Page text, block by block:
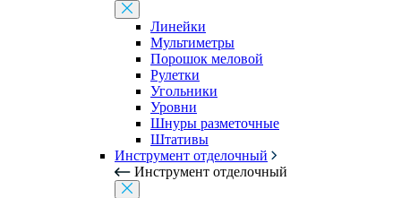
Линейки
Мультиметры
Порошок меловой
Рулетки
Угольники
Уровни
Шнуры разметочные
Штативы
Инструмент отделочный
Инструмент отделочный